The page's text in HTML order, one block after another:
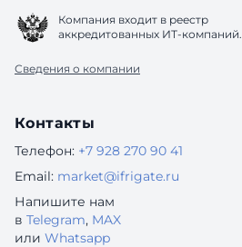
Компания входит в реестр
аккредитованных ИТ-компаний.
Сведения о компании
Контакты
Телефон: +7 928 270 90 41
Email: market@ifrigate.ru
Напишите нам
в Telegram, MAX
или Whatsapp